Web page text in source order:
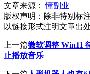
文章来源：
懂副业
版权声明： 除非特别标
以链接形式注明文章出处
上一篇微软调整 Win11
止播放音乐